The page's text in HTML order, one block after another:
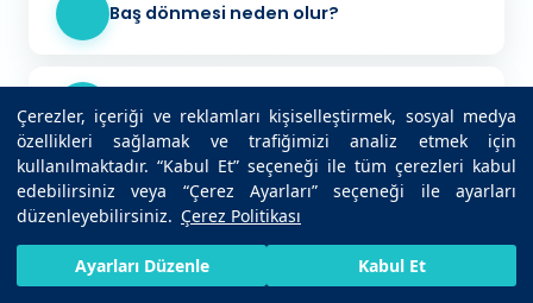
Çerezler, içeriği ve reklamları kişiselleştirmek, sosyal medya
özellikleri sağlamak ve trafiğimizi analiz etmek için
kullanılmaktadır. “Kabul Et” seçeneği ile tüm çerezleri kabul
edebilirsiniz veya “Çerez Ayarları” seçeneği ile ayarları
düzenleyebilirsiniz. Çerez Politikası
Ayarları Düzenle Kabul Et
Baş dönmesi neden olur?
İnfluenza nedir?
Şeker hastalığının ilk belirtisi nedir?
HIZLI RANDEVU AL BIZE ULAŞIN